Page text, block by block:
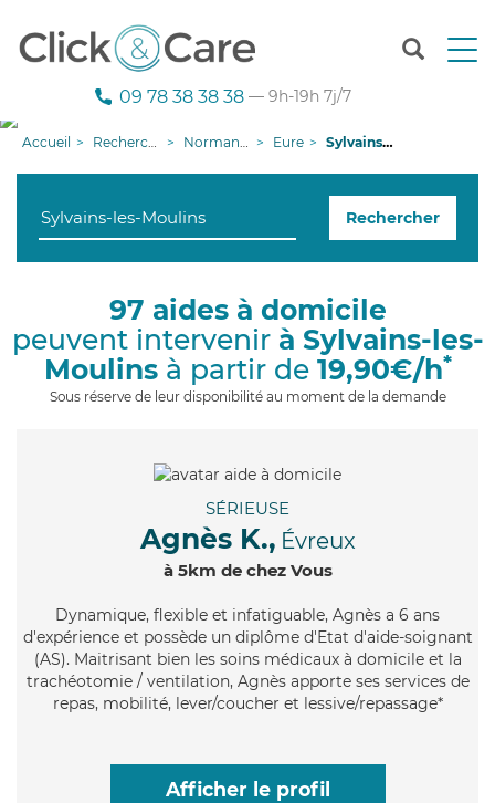
T
n
g
i
09 78 38 38 38 — 9h-19h 7j/7
Accueil Recherche aide à domicile Normandie Eure Sylvains-les-Moulins
Rechercher
97 aides à domicile
peuvent intervenir à Sylvains-les-
Moulinsà partir de 19,90€/h*
Sous réserve de leur disponibilité au moment de la demande
SÉRIEUSE
Agnès K., Évreux
à 5km de chez Vous
Dynamique, flexible et infatiguable, Agnès a 6 ans
d'expérience et possède un diplôme d'Etat d'aide-soignant
(AS). Maitrisant bien les soins médicaux à domicile et la
trachéotomie / ventilation, Agnès apporte ses services de
repas, mobilité, lever/coucher et lessive/repassage*
Afficher le profil